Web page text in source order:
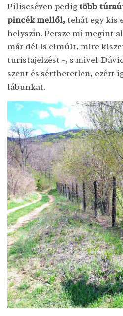
Piliscséven pedigtöbb
pincék mellől,tehát egy kis
helyszín. Persze mi megint
már dél is elmúlt, mire
turistajelzést -, s mivel
szent és sérthetetlen, ezért
lábunkat.